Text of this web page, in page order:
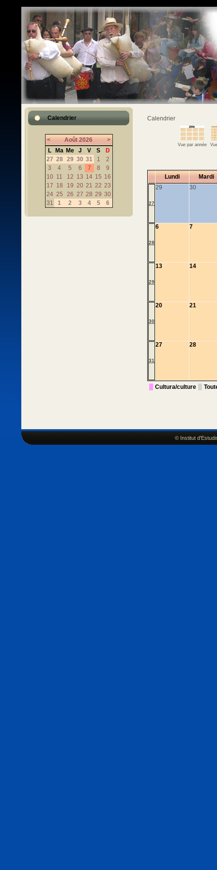
Calendrier
< Août 2026
>
L
Ma Me J V S
D
27 28 29 30 31 1
2
3
4 5 6 7 8
9
10 11 12 13 14 15 16
17 18 19 20 21 22 23
24 25 26 27 28 29 30
31
1 2 3 4 5 6
Calendrier
Vue par année
Lundi Mardi
27
29 30
28
6 7
29
13 14
30
20 21
31
27 28
Cultura/culture
© Institut